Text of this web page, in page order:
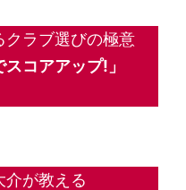
クラブ選びの極意
コアアップ!」
介が教える